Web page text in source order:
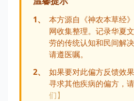
1、
本方源自《神农本草经
网收集整理。记录华夏
劳的传统认知和民间解
请遵医嘱。
2、
如果要对此偏方反馈效
寻求其他疾病的偏方，
们】